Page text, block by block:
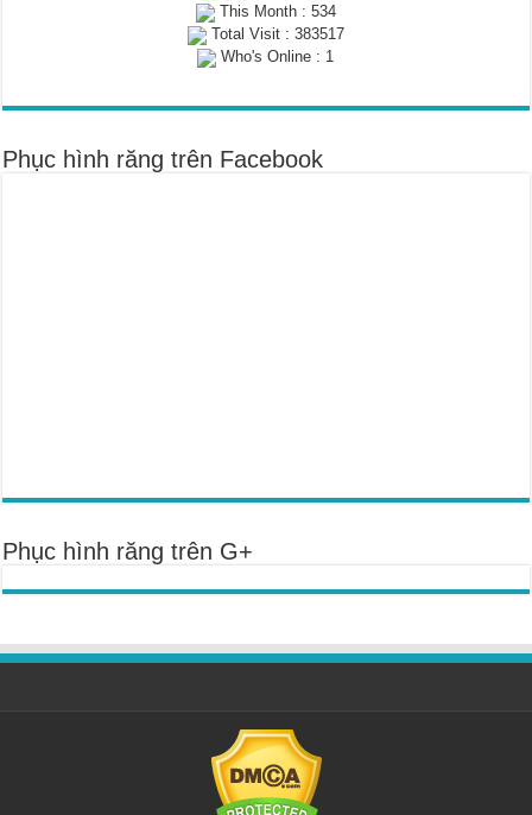
This Month : 534
Total Visit : 383517
Who's Online : 1
Phục hình răng trên Facebook
Phục hình răng trên G+